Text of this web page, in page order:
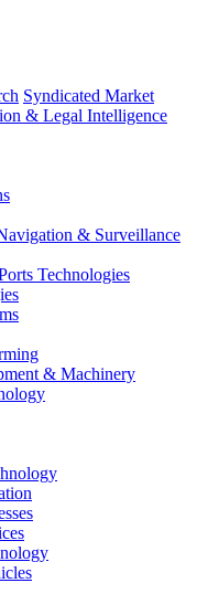
Syndicated Market
& Legal Intelligence
& Surveillance
Technologies
& Machinery